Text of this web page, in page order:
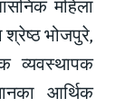
महिला
श्रेष्ठ भोजपुरे,
व्यवस्थापक
आर्थिक